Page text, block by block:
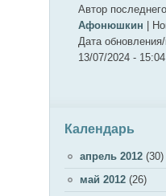
Автор
Афонюшкин
Дата
13/07/2024 - 15:04
Календарь
апрель 2012 (30)
май 2012 (26)